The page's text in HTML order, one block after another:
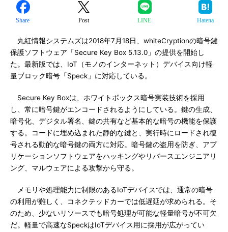
Share Post LINE Hatena
丸紅情報システムズは2018年7月18日、whiteCryptionの暗号鍵
保護ソフトウェア「Secure Key Box 5.13.0」の提供を開始し
た。最新版では、IoT（モノのインターネット）デバイス向け軽
量ブロック暗号「Speck」に対応している。
Secure Key Boxは、ホワイトボックス暗号実装技術を採用
し、常に暗号鍵がエンコードされるようにしている。鍵の生成、
暗号化、デジタル署名、鍵の共有など基本的な暗号の機能を保護
する。コードに埋め込まれた静的な鍵と、実行時にロードされ復
号される動的な暗号鍵の両方に対応。暗号鍵の盗用を防ぎ、アプ
リケーションソフトウェアをハッキングやリバースエンジニアリ
ング、マルウェアによる攻撃から守る。
メモリや処理能力に制限のあるIoTデバイスでは、通常の暗号
の利用が難しく、コネクテッドカーでは低遅延が求められる。そ
のため、少ないリソースでも暗号処理が可能な軽量暗号が不可欠
だ。軽量で高速なSpeckはIoTデバイス用に採用が広がってい